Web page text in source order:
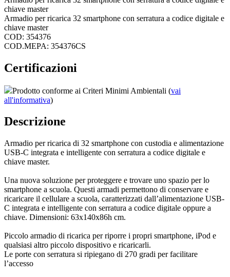
chiave master
Armadio per ricarica 32 smartphone con serratura a codice digitale e
chiave master
COD: 354376
COD.MEPA: 354376CS
Certificazioni
Prodotto conforme ai Criteri Minimi Ambientali (vai
all'informativa)
Descrizione
Armadio per ricarica di 32 smartphone con custodia e alimentazione
USB-C integrata e intelligente con serratura a codice digitale e
chiave master.
Una nuova soluzione per proteggere e trovare uno spazio per lo
smartphone a scuola. Questi armadi permettono di conservare e
ricaricare il cellulare a scuola, caratterizzati dall’alimentazione USB-
C integrata e intelligente con serratura a codice digitale oppure a
chiave. Dimensioni: 63x140x86h cm.
Piccolo armadio di ricarica per riporre i propri smartphone, iPod e
qualsiasi altro piccolo dispositivo e ricaricarli.
Le porte con serratura si ripiegano di 270 gradi per facilitare
l’accesso